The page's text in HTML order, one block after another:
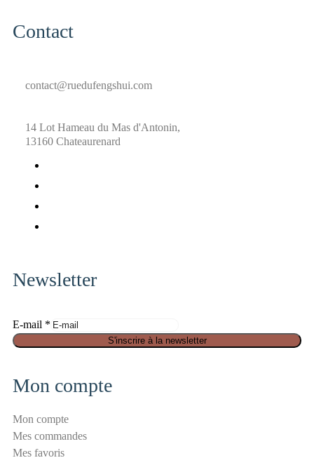
Contact
contact@ruedufengshui.com
14 Lot Hameau du Mas d'Antonin,
13160 Chateaurenard
Newsletter
E
-
i
S
é
c
E-mail *
S'inscrire à la newsletter
Mon compte
Mon compte
Mes commandes
Mes favoris